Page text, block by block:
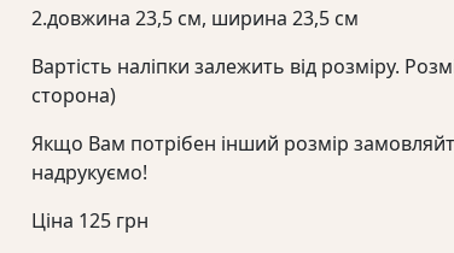
2.довжина 23,5 см, ширина 23,5 см
Вартість наліпки залежить від розміру.
сторона)
Якщо Вам потрібен інший розмір
надрукуємо!
Ціна 125 грн